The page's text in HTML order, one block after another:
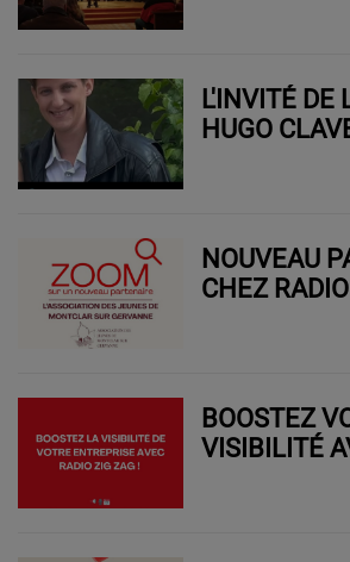
L'INVITÉ DE
HUGO
NOUVEAU
CHEZ
BOOSTEZ
VISIBILITÉ